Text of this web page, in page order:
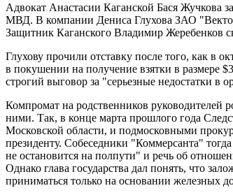
Адвокат Анастасии Каганской Бася Жучкова
МВД. В компании Дениса Глухова ЗАО
Защитник Каганского Владимир Жеребенков
Глухову прочили отставку после того, как в
в покушении на получение взятки в размере
строгий выговор за "серьезные недостатки в
Компромат на родственников руководителей
ними. Так, в конце марта прошлого года
Московской области, и подмосковными
президенту. Собеседники "Коммерсанта" тогда
не остановится на полпути" и речь об
Однако глава государства дал понять, что
приниматься только на основании железных